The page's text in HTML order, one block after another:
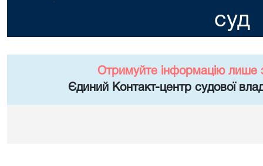
суд
Отримуйте інформацію лише
Єдиний Контакт-центр судової